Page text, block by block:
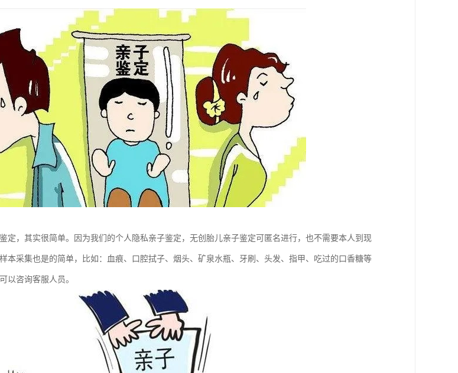
定，其实很简单。因为我们的个人隐私亲子鉴定，无创胎儿亲子鉴定可匿名进行，也不需要本人到现
本采集也是的简单，比如：血痕、口腔拭子、烟头、矿泉水瓶、牙刷、头发、指甲、吃过的口香糖等
以咨询客服人员。